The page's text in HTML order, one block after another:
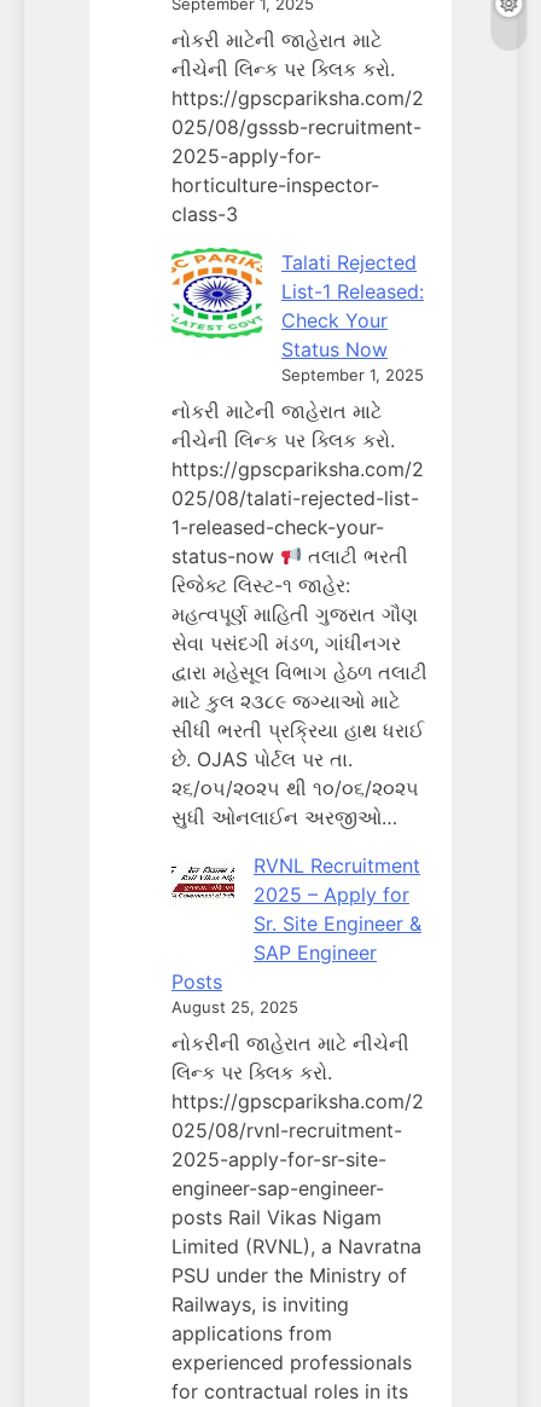
September 1, 2025
નોકરી માટેની જાહેરાત માટે
નીચેની લિન્ક પર ક્લિક કરો.
https://gpscpariksha.com/2
025/08/gsssb-recruitment-
2025-apply-for-
horticulture-inspector-
class-3
Talati Rejected
List-1 Released:
Check Your
Status Now
September 1, 2025
નોકરી માટેની જાહેરાત માટે
નીચેની લિન્ક પર ક્લિક કરો.
https://gpscpariksha.com/2
025/08/talati-rejected-list-
1-released-check-your-
status-now
તલાટી ભરતી
રિજેક્ટ લિસ્ટ-૧ જાહેર:
મહત્વપૂર્ણ માહિતી ગુજરાત ગૌણ
સેવા પસંદગી મંડળ, ગાંધીનગર
દ્વારા મહેસૂલ વિભાગ હેઠળ તલાટી
માટે કુલ ૨૩૮૯ જગ્યાઓ માટે
સીધી ભરતી પ્રક્રિયા હાથ ધરાઈ
છે. OJAS પોર્ટલ પર તા.
૨૬/૦૫/૨૦૨૫ થી ૧૦/૦૬/૨૦૨૫
સુધી ઓનલાઈન અરજીઓ…
RVNL Recruitment
2025 – Apply for
Sr. Site Engineer &
SAP Engineer
Posts
August 25, 2025
નોકરીની જાહેરાત માટે નીચેની
લિન્ક પર ક્લિક કરો.
https://gpscpariksha.com/2
025/08/rvnl-recruitment-
2025-apply-for-sr-site-
engineer-sap-engineer-
posts Rail Vikas Nigam
Limited (RVNL), a Navratna
PSU under the Ministry of
Railways, is inviting
applications from
experienced professionals
for contractual roles in its